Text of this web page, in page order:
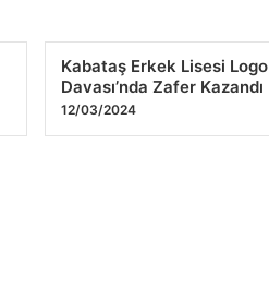
Kabataş Erkek Lisesi Logo
Davası’nda Zafer Kazandı
12/03/2024